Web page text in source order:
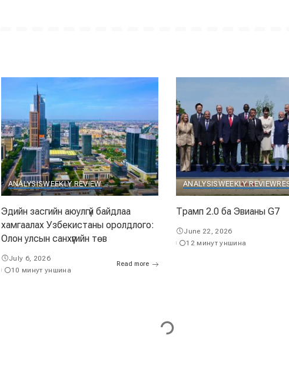
ANALYSISWEEKLY REVIEW
Эдийн засгийн аюулгүй байдлаа
хамгаалах Узбекистаны оролдлого:
Олон улсын санхүүгийн төв
July 6, 2026
10 минут уншина
Read more
ANALYSISWEEKLY REVIEW
Трамп 2.0 ба Эвианы G7
June 22, 2026
12 минут уншина